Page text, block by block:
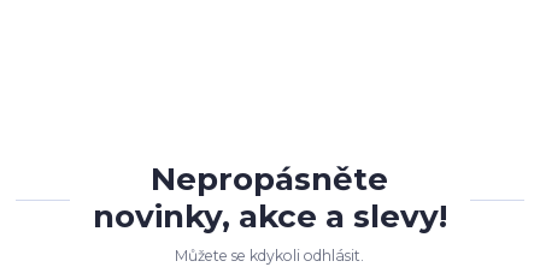
Nepropásněte
novinky, akce a slevy!
Můžete se kdykoli odhlásit.